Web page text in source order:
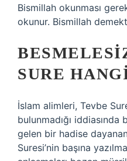
Bismillah okunması
okunur. Bismillah
SURE
İslam alimleri, Tevbe
bulunmadığı iddiasında
gelen bir hadise
Suresi’nin başına